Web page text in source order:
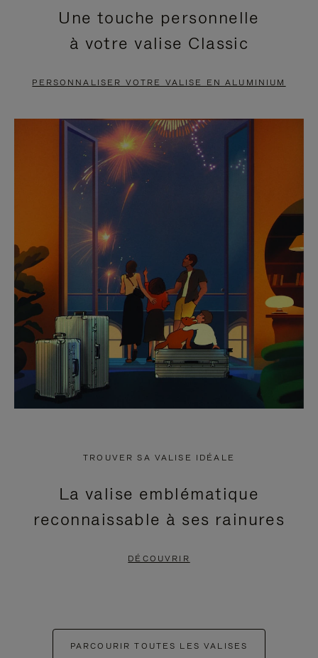
EN
PAUSE,
APPUYEZ
POUR
METTRE
PAUSE
VIDÉO
EST
DÉSACTIVÉ.
CLIQUER
POUR
RÉACTIVER
LE
SON
Une touche personnelle
à votre valise Classic
PERSONNALISER VOTRE VALISE EN ALUMINIUM
TROUVER SA VALISE IDÉALE
La valise emblématique
reconnaissable à ses rainures
DÉCOUVRIR
PARCOURIR TOUTES LES VALISES